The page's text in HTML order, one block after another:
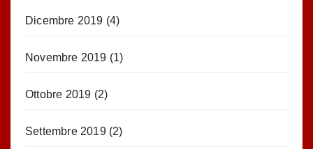
Dicembre 2019 (4)
Novembre 2019 (1)
Ottobre 2019 (2)
Settembre 2019(2)